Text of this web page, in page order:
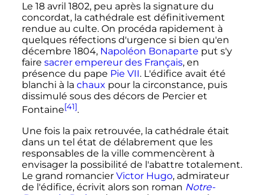
Le 18 avril 1802, peu après la signature du
concordat, la cathédrale est définitivement
rendue au culte. On procéda rapidement à
quelques réfections d'urgence si bien qu'en
décembre 1804, Napoléon Bonaparte put s'y
faire sacrer empereur des Français, en
présence du pape Pie VII. L'édifice avait été
blanchi à la chaux pour la circonstance, puis
dissimulé sous des décors de Percier et
Fontaine[41].
Une fois la paix retrouvée, la cathédrale était
dans un tel état de délabrement que les
responsables de la ville commencèrent à
envisager la possibilité de l'abattre totalement.
Le grand romancier Victor Hugo, admirateur
de l'édifice, écrivit alors son roman Notre-